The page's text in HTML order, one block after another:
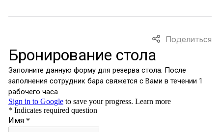
Поделиться